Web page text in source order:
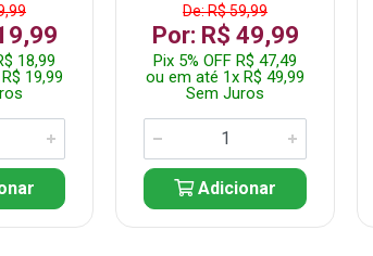
18,99
19,99
De: R$ 59,99
Por: R$ 49,99
Pix 5% OFF R$ 47,49
ou em até 1x R$ 49,99
Sem Juros
Adicionar